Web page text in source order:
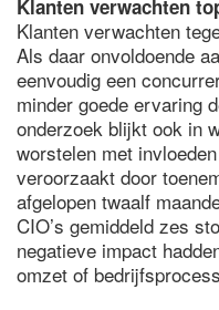
Klanten verwachten
Klanten verwachten
Als daar onvoldoende
eenvoudig een
minder goede ervaring
onderzoek blijkt ook in
worstelen met
veroorzaakt door
afgelopen twaalf
CIO’s gemiddeld zes
negatieve impact
omzet of